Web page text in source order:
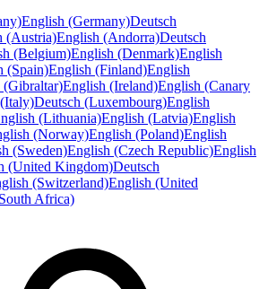
English (Germany)Deutsch
(Austria)English (Andorra)Deutsch
(Belgium)English (Denmark)English
(Spain)English (Finland)English
(Gibraltar)English (Ireland)English (Canary
Deutsch (Luxembourg)English
(Lithuania)English (Latvia)English
(Norway)English (Poland)English
(Sweden)English (Czech Republic)English
(United Kingdom)Deutsch
(Switzerland)English (United
Africa)